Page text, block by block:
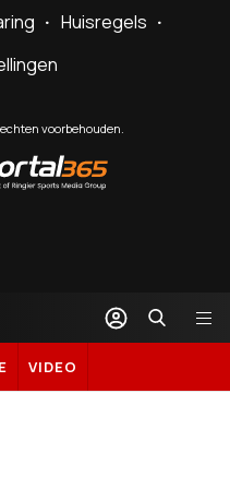
Huisregels
voorbehouden.
VIDEO